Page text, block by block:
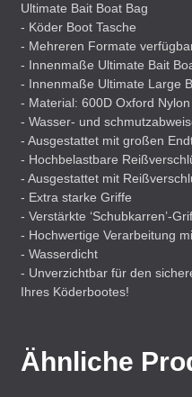
Ultimate Bait Boat Bag
- Köder Boot Tasche
- Mehreren Formate
- Innenmaße Ultimate Bait
- Innenmaße Ultimate Large
- Material: 600D Oxford Nylon
- Wasser- und
- Ausgestattet mit großen
- Hochbelastbare
- Ausgestattet mit
- Extra starke Griffe
- Verstärkte ‘Schubkarren’-
- Hochwertige Verarbeitung
- Wasserdicht
- Unverzichtbar für den
Ihres Köderbootes!
Ähnliche